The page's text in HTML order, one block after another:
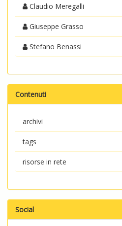
Claudio Meregalli
Giuseppe Grasso
Stefano Benassi
Contenuti
archivi
tags
risorse in rete
Social